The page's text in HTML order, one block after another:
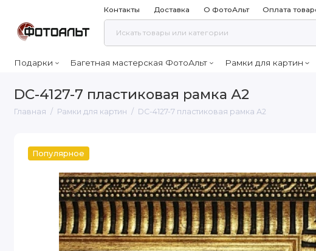
Контакты Доставка О ФотоАльт Оплата
Подарки Багетная мастерская ФотоАльт Рамки для картин
DC-4127-7 пластиковая рамка А2
Главная Рамки для картин DC-4127-7 пластиковая рамка А2
Популярное